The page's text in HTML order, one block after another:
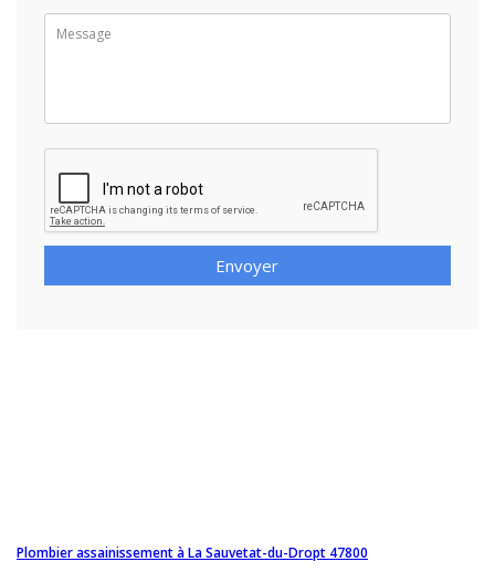
Envoyer
Plombier assainissement à La Sauvetat-du-Dropt 47800